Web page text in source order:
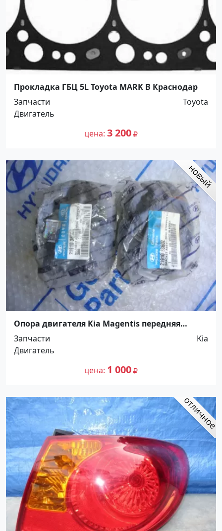
Прокладка ГБЦ 5L Toyota MARK B Краснодар
Запчасти
Toyota
Двигатель
цена 3 200
Опора двигателя Kia Magentis передняя
Краснодар
Запчасти
Kia
Двигатель
цена 1 000